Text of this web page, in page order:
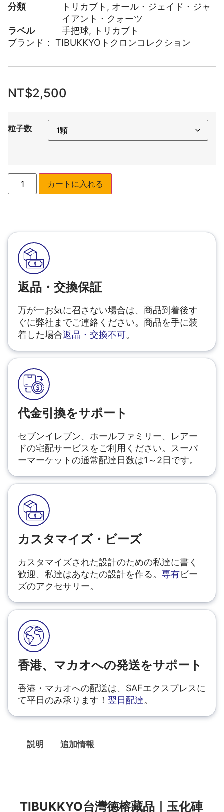
分類
トリカブト , オール・ジェイド・ジャ
イアント・クォーツ
ラベル
手把球, トリカブト
ブランド： TIBUKKYOトクロンコレクション
NT$2,500
粒子数
カートに入れる
返品・交換保証
万が一お気に召さない場合は、商品到着後す
ぐに弊社までご連絡ください。商品を手に装
着した場合返品・交換不可。
代金引換をサポート
セブンイレブン、ホールファミリー、レアー
ドの宅配サービスをご利用ください。スーパ
ーマーケットの通常配達日数は1～2日です。
カスタマイズ・ビーズ
カスタマイズされた設計のための私達に書く
歓迎、私達はあなたの設計を作る。 専有ビー
ズのアクセサリー。
香港、マカオへの発送をサポート
香港・マカオへの配送は、SAFエクスプレスに
て平日のみ承ります！ 翌日配達。
説明 追加情報
TIBUKKYO台灣德榕藏品｜玉化硨